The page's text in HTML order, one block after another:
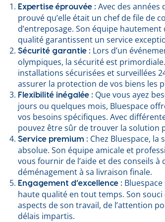
Expertise éprouvée : Avec des années
prouvé qu’elle était un chef de file de
d’entreposage. Son équipe
qualité garantissent un service
Sécurité garantie : Lors d’un
olympiques, la sécurité est
installations sécurisées et surveillées
assurer la protection de vos biens les
Flexibilité inégalée : Que vous ayez
jours ou quelques mois, Bluespace
vos besoins spécifiques. Avec
pouvez être sûr de trouver la solution
Service premium : Chez Bluespace,
absolue. Son équipe amicale et
vous fournir de l’aide et des conseils
déménagement à sa livraison finale.
Engagement d’excellence :
haute qualité en tout temps. Son souci
aspects de son travail, de l’attention
délais impartis.